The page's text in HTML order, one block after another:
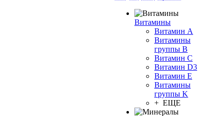
Витамины
Витамин А
Витамины
группы B
Витамин C
Витамин D3
Витамин E
Витамины
группы K
+ ЕЩЕ